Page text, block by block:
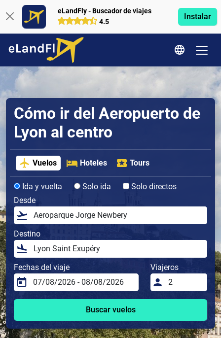
eLandFly - Buscador de viajes
4.5
Instalar
Cómo ir del Aeropuerto de
Lyon al centro
Vuelos Hoteles Tours
Ida y vuelta Solo ida
Solo directos
Desde
Destino
Fechas del viaje Viajeros
Buscar vuelos